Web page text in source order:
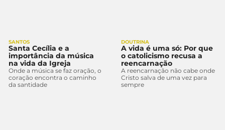
SANTOS
Santa Cecília e a
importância da música
na vida da Igreja
Onde a música se faz oração, o
coração encontra o caminho
da santidade
DOUTRINA
A vida é uma só: Por que
o catolicismo recusa a
reencarnação
A reencarnação não cabe onde
Cristo salva de uma vez para
sempre